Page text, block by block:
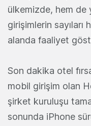
ülkemizde, hem de
girişimlerin sayıları
alanda faaliyet
Son dakika otel
mobil girişim olan
şirket kuruluşu
sonunda iPhone